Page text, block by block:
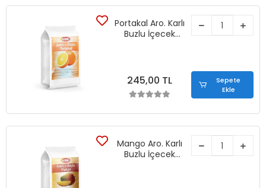
Portakal Aro. Karlı
Buzlu İçecek
245,00 TL
Sepete
Ekle
Mango Aro. Karlı
Buzlu İçecek